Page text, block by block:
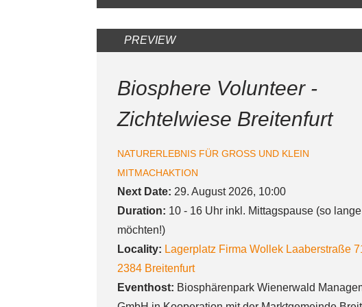
PREVIEW
Biosphere Volunteer -
Zichtelwiese Breitenfurt
NATURERLEBNIS FÜR GROSS UND KLEIN
MITMACHAKTION
Next Date: 29. August 2026, 10:00
Duration: 10 - 16 Uhr inkl. Mittagspause (so
möchten!)
Locality: Lagerplatz Firma Wollek Laaberstraße
2384 Breitenfurt
Eventhost: Biosphärenpark Wienerwald